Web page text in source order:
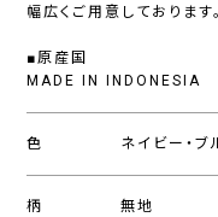
幅広くご用意しております。
■原産国
MADE IN INDONESIA
色 ネイビー・ブ
柄 無地